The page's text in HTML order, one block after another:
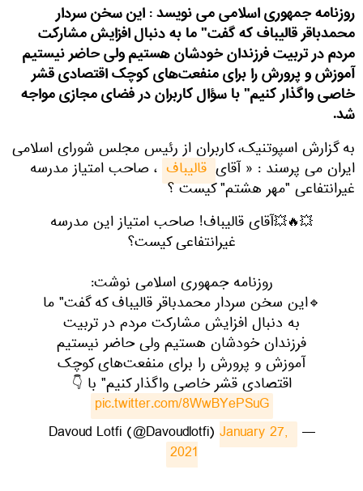
روزنامه جمهوری اسلامی می نویسد : این سخن سردار
محمدباقر قالیباف که گفت" ما به دنبال افزایش مشارکت
مردم در تربیت فرزندان خودشان هستیم ولی حاضر نیستیم
آموزش و پرورش را برای منفعت‌های کوچک اقتصادی قشر
خاصی واگذار کنیم" با سؤال کاربران در فضای مجازی مواجه
شد.
به گزارش اسپوتنیک، کاربران از رئیس مجلس شورای اسلامی
ایران می پرسند : « آقای قالیباف ، صاحب امتیاز مدرسه
غیرانتفاعی "مهر هشتم" کیست ؟
💥🔥💥آقای قالیباف! صاحب امتیاز این مدرسه
غیرانتفاعی کیست؟
روزنامه جمهوری اسلامی نوشت:
🔹این سخن سردار محمدباقر قالیباف که گفت" ما
به دنبال افزایش مشارکت مردم در تربیت
فرزندان خودشان هستیم ولی حاضر نیستیم
آموزش و پرورش را برای منفعت‌های کوچک
اقتصادی قشر خاصی واگذار کنیم" با 👇
pic.twitter.com/8WwBYePSuG
— Davoud Lotfi (@Davoudlotfi)
January 27,
2021